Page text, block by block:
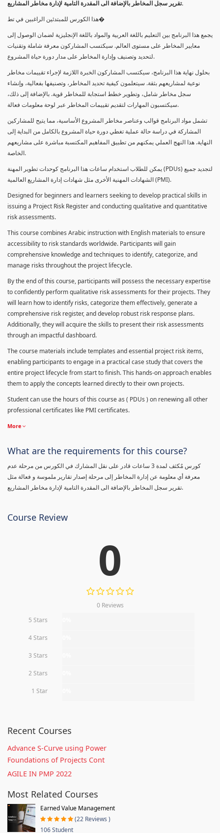
تقرير سجل المخاطر بالإضافة الى المقدرة التامية لإدارة مخاطر المشاريع.
هذا الكورس للمبتدئين الراغبين في تط�
يجمع هذا البرنامج بين التعليم باللغة العربية والمواد باللغة الإنجليزية لضمان الوصول إلى
معايير المخاطر على مستوى العالم. سيكتسب المشاركون معرفة شاملة وتقنيات
لتحديد وتصنيف وإدارة المخاطر على مدار دورة حياة المشروع.
بحلول نهاية هذا البرنامج، سيكتسب المشاركون الخبرة اللازمة لإجراء تقييمات مخاطر
نوعية لمشاريعهم بثقة. سيتعلمون كيفية تحديد المخاطر، وتصنيفها بفعالية، وإنشاء
سجل مخاطر شامل، وتطوير خطط استجابة للمخاطر قوية. بالإضافة إلى ذلك،
سيكتسبون المهارات لتقديم تقييمات المخاطر عبر لوحة معلومات فعالة.
تشمل مواد البرنامج قوالب وعناصر مخاطر المشروع الأساسية، مما يتيح للمشاركين
المشاركة في دراسة حالة عملية تغطي دورة حياة المشروع بالكامل من البداية إلى
النهاية. هذا النهج العملي يمكنهم من تطبيق المفاهيم المكتسبة مباشرة على مشاريعهم
الخاصة.
يمكن للطلاب استخدام ساعات هذا البرنامج كوحدات تطوير المهنة (PDUs) لتجديد جميع
الشهادات المهنية الأخرى مثل شهادات إدارة المشاريع العالمية (PMI).
Designed for beginners and learners seeking to develop practical skills in
issuing a Project Risk Register and conducting qualitative and quantitative
risk assessments.
This course combines Arabic instruction with English materials to ensure
accessibility to risk standards worldwide. Participants will gain
comprehensive knowledge and techniques to identify, categorize, and
manage risks throughout the project lifecycle.
By the end of this course, participants will possess the necessary expertise
to confidently perform qualitative risk assessments for their projects. They
will learn how to identify risks, categorize them effectively, generate a
comprehensive risk register, and develop robust risk response plans.
Additionally, they will acquire the skills to present their risk assessments
through an impactful dashboard.
The course materials include templates and essential project risk items,
enabling participants to engage in a practical case study that covers the
entire project lifecycle from start to finish. This hands-on approach enables
them to apply the concepts learned directly to their own projects.
Student can use the hours of this course as ( PDUs ) on renewing all other
professional certificates like PMI certificates.
More
What are the requirements for this course?
كورس مٌكثف لمدة 3 ساعات قادر على نقل المشارك في الكورس من مرحلة عدم
معرفة أي معلومة عن إدارة المخاطر إلى مرحلة إصدار تقارير ملموسة و فعالة مثل
تقرير سجل المخاطر بالإضافة الى المقدرة التامية لإدارة مخاطر المشاريع.
Course Review
0
0 Reviews
5 Stars
4 Stars
3 Stars
2 Stars
1 Star
Recent Courses
Advance S-Curve using Power
Foundations of Projects Cont
AGILE IN PMP 2022
Most Related Courses
Earned Value Management
(22 Reviews )
106 Student